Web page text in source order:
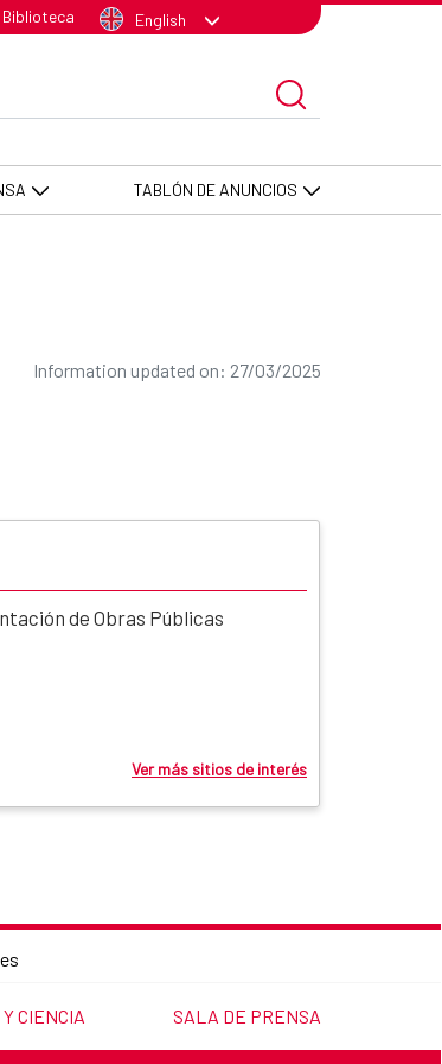
Biblioteca English
TABLÓN DE ANUNCIOS
Information updated on: 27/03/2025
de Obras Públicas
Ver más sitios de interés
WEBSITE:
CIENCIA LINK TO THE WEBSITE:
SALA DE PRENSA